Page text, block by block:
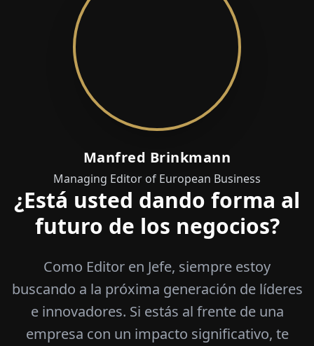
Manfred Brinkmann
Managing Editor of European Business
¿Está usted dando forma al
futuro de los negocios?
Como Editor en Jefe, siempre estoy
buscando a la próxima generación de líderes
e innovadores. Si estás al frente de una
empresa con un impacto significativo, te